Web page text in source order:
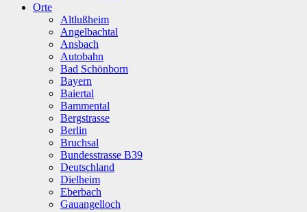
Orte
Altlußheim
Angelbachtal
Ansbach
Autobahn
Bad Schönborn
Bayern
Baiertal
Bammental
Bergstrasse
Berlin
Bruchsal
Bundesstrasse B39
Deutschland
Dielheim
Eberbach
Gauangelloch